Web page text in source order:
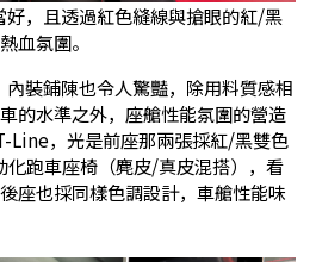
，且透過紅色縫線與搶眼的紅/黑
血氛圍。
裝鋪陳也令人驚豔，除用料質感相
的水準之外，座艙性能氛圍的營造
Line，光是前座那兩張採紅/黑雙色
跑車座椅（麂皮/真皮混搭），看
座也採同樣色調設計，車艙性能味